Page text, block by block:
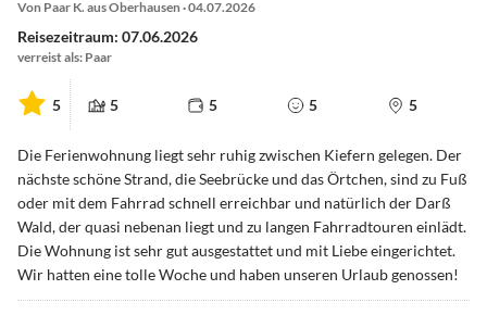
Von Paar K. aus Oberhausen · 04.07.2026
Reisezeitraum: 07.06.2026
verreist als: Paar
5 5 5 5 5
Die Ferienwohnung liegt sehr ruhig zwischen Kiefern gelegen. Der
nächste schöne Strand, die Seebrücke und das Örtchen, sind zu Fuß
oder mit dem Fahrrad schnell erreichbar und natürlich der Darß
Wald, der quasi nebenan liegt und zu langen Fahrradtouren einlädt.
Die Wohnung ist sehr gut ausgestattet und mit Liebe eingerichtet.
Wir hatten eine tolle Woche und haben unseren Urlaub genossen!